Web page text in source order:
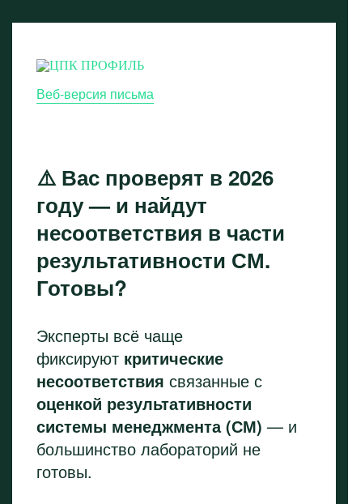
Веб-версия письма
⚠️ Вас проверят в 2026
году — и найдут
несоответствия в части
результативности СМ.
Готовы?
Эксперты всё чаще
фиксируют критические
несоответствия связанные с
оценкой результативности
системы менеджмента (СМ) — и
большинство лабораторий не
готовы.